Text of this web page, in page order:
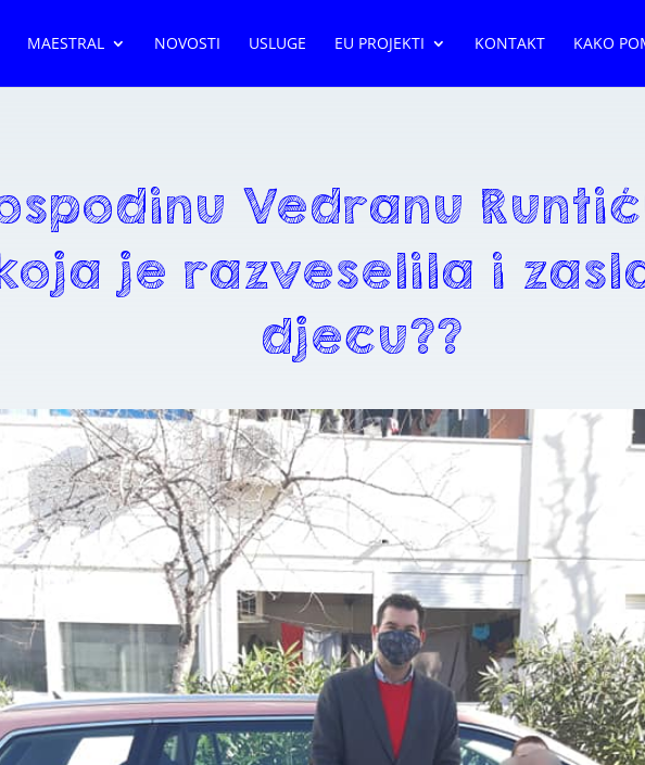
MAESTRAL NOVOSTI USLUGE EU PROJEKTI KONTAKT KAKO
Vedranu
je razveselila i
djecu??